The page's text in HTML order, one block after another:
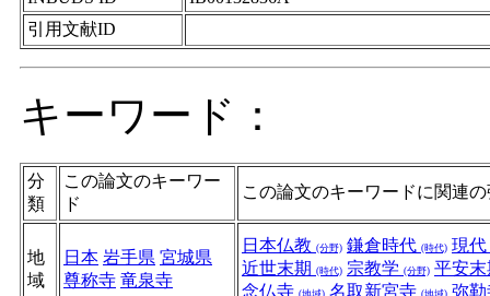
引用文献ID
キーワード：
分
類
この論文のキーワー
ド
この論文のキーワードに関連
地
域
日本 岩手県 宮城県
尊称寺 竜泉寺
日本仏教 (分野) 鎌倉時代 (時代) 現代
近世末期 (時代) 宗教学 (分野) 平安
念仏寺 (地域) 名取新宮寺 (地域) 弥